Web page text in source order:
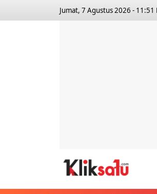
Jumat, 7 Agustus 2026 - 11:51